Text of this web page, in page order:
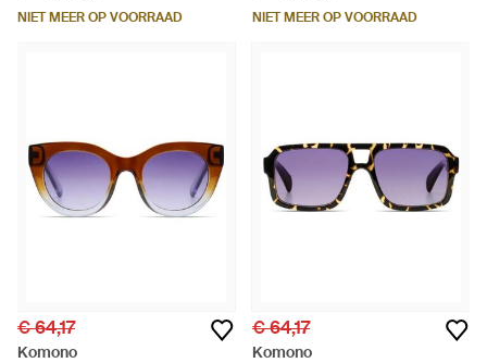
NIET MEER OP VOORRAAD NIET MEER OP VOORRAAD
€ 64,17
Komono
€ 64,17
Komono